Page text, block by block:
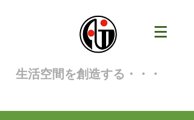
生活空間を創造する・・・